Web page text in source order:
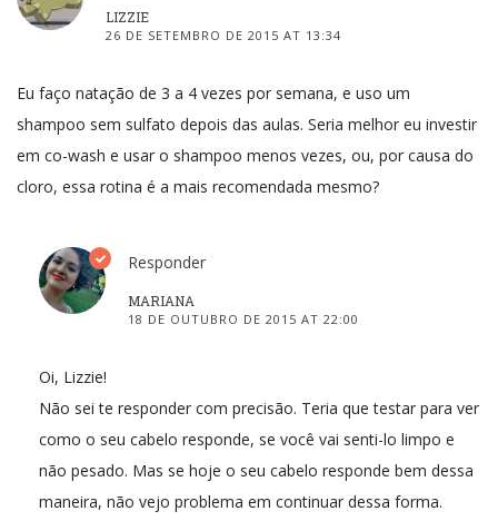
LIZZIE
26 DE SETEMBRO DE 2015 AT 13:34
Eu faço natação de 3 a 4 vezes por semana, e uso um
shampoo sem sulfato depois das aulas. Seria melhor eu investir
em co-wash e usar o shampoo menos vezes, ou, por causa do
cloro, essa rotina é a mais recomendada mesmo?
Responder
MARIANA
18 DE OUTUBRO DE 2015 AT 22:00
Oi, Lizzie!
Não sei te responder com precisão. Teria que testar para ver
como o seu cabelo responde, se você vai senti-lo limpo e
não pesado. Mas se hoje o seu cabelo responde bem dessa
maneira, não vejo problema em continuar dessa forma.